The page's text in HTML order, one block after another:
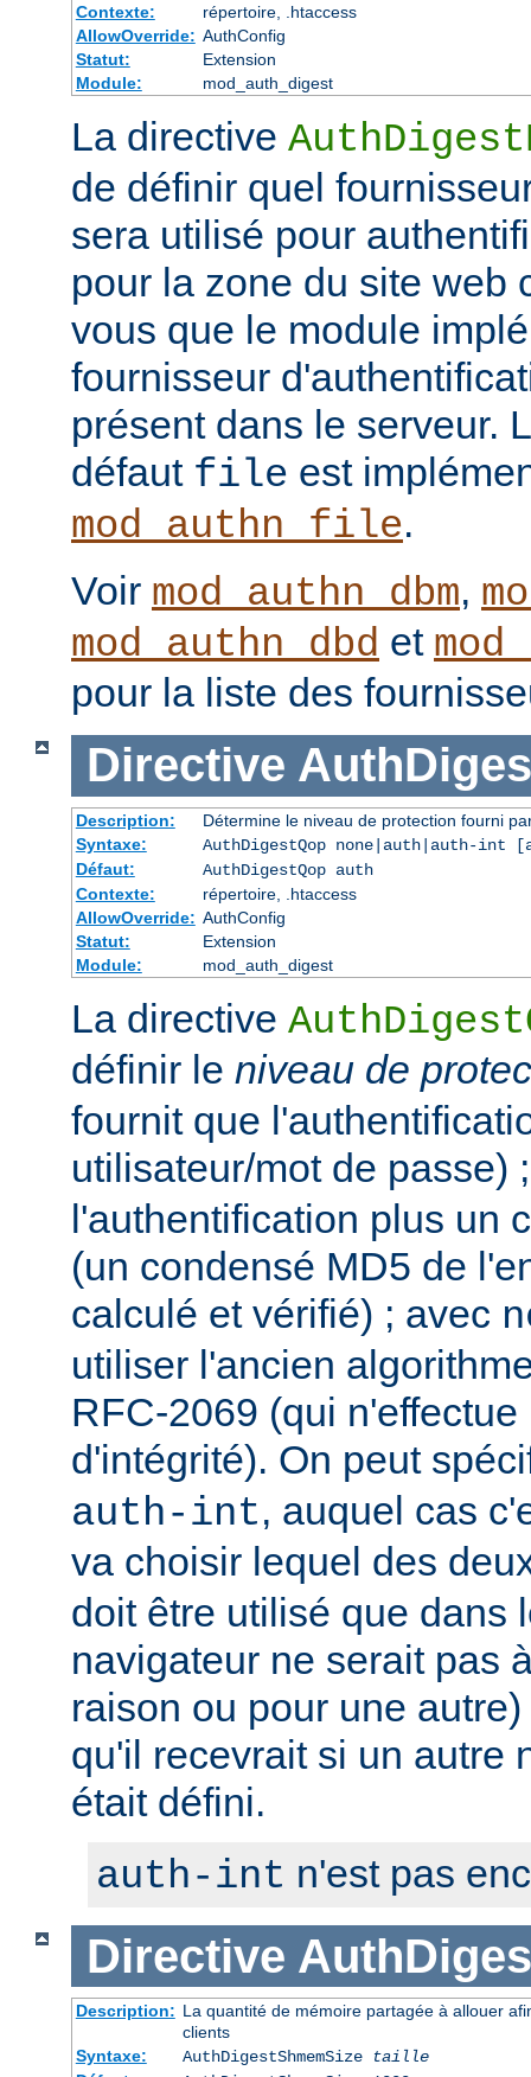
Contexte:
répertoire, .htaccess
AllowOverride: AuthConfig
Statut:
Extension
Module:
mod_auth_digest
La directive
de définir quel
sera utilisé pour
pour la zone du site web
vous que le module
fournisseur
présent dans le serveur.
défaut file est
mod_authn_file.
Voir mod_authn_dbm,
mod_authn_dbd et
pour la liste des
Directive
Description:
Détermine le niveau de protection fourni
Syntaxe:
AuthDigestQop none|auth|auth-int
Défaut:
AuthDigestQop auth
Contexte:
répertoire, .htaccess
AllowOverride: AuthConfig
Statut:
Extension
Module:
mod_auth_digest
La directive
définir le niveau de
fournit que
utilisateur/mot de passe)
l'authentification plus un
(un condensé MD5 de
calculé et vérifié) ; avec
utiliser l'ancien
RFC-2069 (qui
d'intégrité). On peut
auth-int, auquel cas
va choisir lequel des
doit être utilisé que dans
navigateur ne serait pas
raison ou pour une
qu'il recevrait si un autre
était défini.
auth-int n'est pas
Directive
Description: La quantité de mémoire partagée à allouer
clients
Syntaxe:
AuthDigestShmemSize
taille